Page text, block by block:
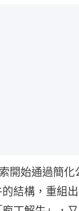
開始通過簡化
結構，重組